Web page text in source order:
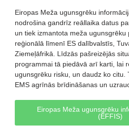
Eiropas Meža ugunsgrēku
nodrošina gandrīz reāllaika datus
un tiek izmantota meža ugunsgrēku
reģionālā līmenī ES dalībvalstīs,
Ziemeļāfrikā. Līdzās pašreizējās
programmai tā piedāvā arī karti, lai
ugunsgrēku risku, un daudz ko citu.
EMS agrīnās brīdināšanas un
Eiropas Meža ugunsgrēku
(EFFIS)